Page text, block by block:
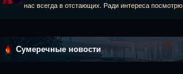
нас всегда в отстающих. Ради интереса
Сумеречные новости